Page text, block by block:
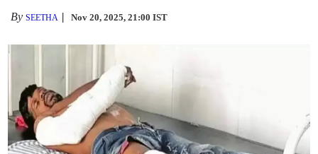
BySEETHA Nov 20, 2025, 21:00 IST